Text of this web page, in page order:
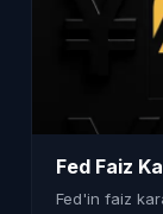
Fed Faiz
Fed'in faiz